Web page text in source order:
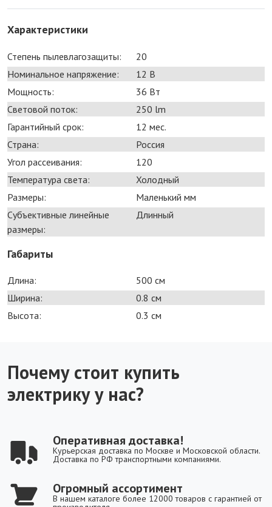
Характеристики
Степень пылевлагозащиты:
20
Номинальное напряжение:
12 В
Мощность:
36 Bт
Световой поток:
250 lm
Гарантийный срок:
12 мес.
Страна:
Россия
Угол рассеивания:
120
Температура света:
Холодный
Размеры:
Маленький мм
Субъективные линейные
размеры:
Длинный
Габариты
Длина:
500 см
Ширина:
0.8 см
Высота:
0.3 см
Почему стоит купить
электрику у нас?
Оперативная доставка!
Курьерская доставка по Москве и Московской области.
Доставка по РФ транспортными компаниями.
Огромный ассортимент
В нашем каталоге более 12000 товаров с гарантией от